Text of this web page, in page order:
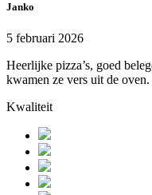
Janko
5 februari 2026
Heerlijke pizza’s, goed
kwamen ze vers uit de oven.
Kwaliteit